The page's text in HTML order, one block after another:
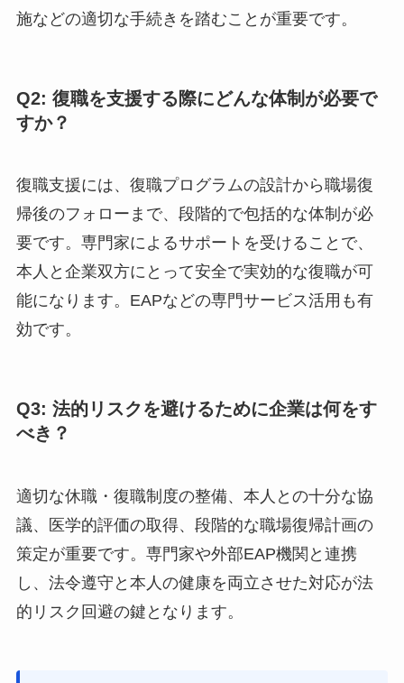
施などの適切な手続きを踏むことが重要です。
Q2: 復職を支援する際にどんな体制が必要で
すか？
復職支援には、復職プログラムの設計から職場復
帰後のフォローまで、段階的で包括的な体制が必
要です。専門家によるサポートを受けることで、
本人と企業双方にとって安全で実効的な復職が可
能になります。EAPなどの専門サービス活用も有
効です。
Q3: 法的リスクを避けるために企業は何をす
べき？
適切な休職・復職制度の整備、本人との十分な協
議、医学的評価の取得、段階的な職場復帰計画の
策定が重要です。専門家や外部EAP機関と連携
し、法令遵守と本人の健康を両立させた対応が法
的リスク回避の鍵となります。